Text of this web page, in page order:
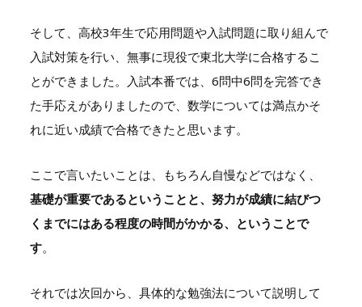
そして、高校3年生で応用問題や入試問題に取り組んで
入試対策を行い、無事に現役で東北大学に合格するこ
とができました。入試本番では、 6問中6問を完答でき
た手応えがありましたので、数学については満点かそ
れに近い成績で合格できたと思います。
ここで言いたいことは、もちろん自慢などではなく、
基礎が重要であるということと、努力が成績に結びつ
くまでにはある程度の時間がかかる、ということで
す。
それでは次回から、具体的な勉強法について説明して